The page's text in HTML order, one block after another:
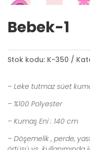
Bebek-1
Stok kodu: K-350
– Leke tutmaz süet
– %100 Polyester
– Kumaş Eni : 140 cm
– Döşemelik , perde,